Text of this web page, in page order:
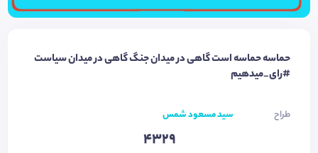
حماسه حماسه است گاهی در میدان جنگ گاهی در میدان سیاست
#رای_میدهیم
طراح سید مسعود شمس
4329